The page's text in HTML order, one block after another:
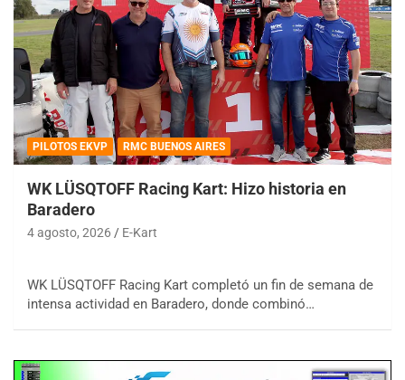
PILOTOS EKVP RMC BUENOS AIRES
WK LÜSQTOFF Racing Kart: Hizo historia en
Baradero
4 agosto, 2026 E-Kart
WK LÜSQTOFF Racing Kart completó un fin de semana de
intensa actividad en Baradero, donde combinó…